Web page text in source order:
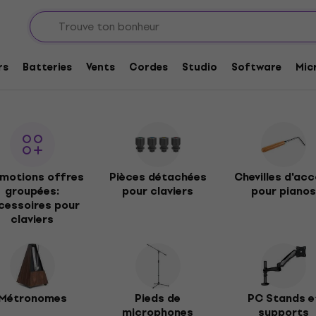
Batteries Vents Cordes Studio Software
offres
groupées:
pour
claviers
Pièces détachées
pour claviers
Chevilles
pour pianos
Pieds de
microphones
PC Stands
supports